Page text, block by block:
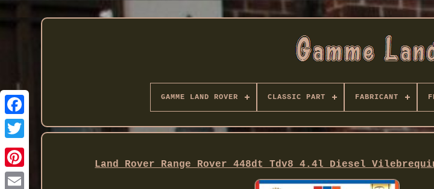
Twitter
GAMME LAND ROVER CLASSIC PART FABRICANT
Land Rover Range Rover 448dt Tdv8 4.4l Diesel